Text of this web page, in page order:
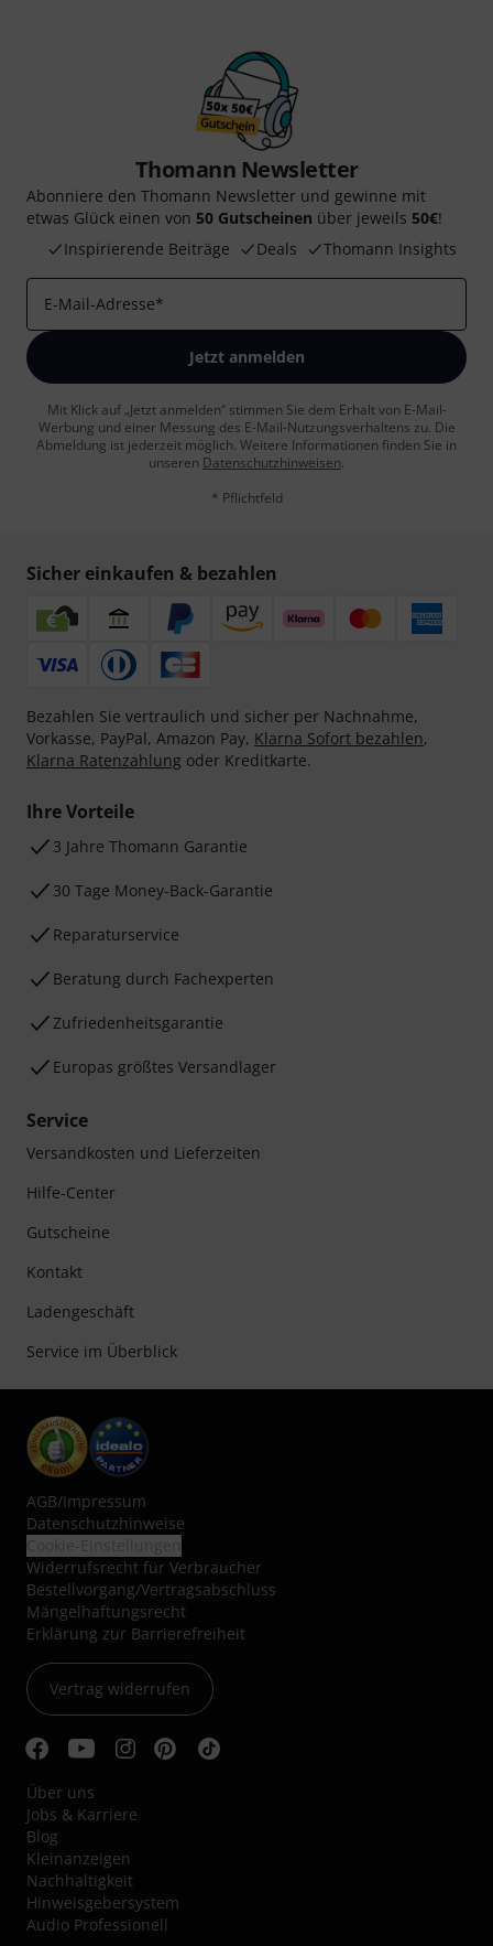
Thomann Newsletter
Abonniere den Thomann Newsletter und gewinne mit
etwas Glück einen von 50 Gutscheinen über jeweils 50€!
Inspirierende Beiträge
Deals Thomann Insights
E-Mail-Adresse*
Jetzt anmelden
Mit Klick auf „Jetzt anmelden“ stimmen Sie dem Erhalt von E-Mail-
Werbung und einer Messung des E-Mail-Nutzungsverhaltens zu. Die
Abmeldung ist jederzeit möglich. Weitere Informationen finden Sie in
unseren Datenschutzhinweisen.
* Pflichtfeld
Sicher einkaufen & bezahlen
Bezahlen Sie vertraulich und sicher per Nachnahme,
Vorkasse, PayPal, Amazon Pay, Klarna Sofort bezahlen,
Klarna Ratenzahlung oder Kreditkarte.
Ihre Vorteile
3 Jahre Thomann Garantie
30 Tage Money-Back-Garantie
Reparaturservice
Beratung durch Fachexperten
Zufriedenheitsgarantie
Europas größtes Versandlager
Service
Versandkosten und Lieferzeiten
Hilfe-Center
Gutscheine
Kontakt
Ladengeschäft
Service im Überblick
AGB/Impressum
Datenschutzhinweise
Widerrufsrecht für Verbraucher
Bestellvorgang/Vertragsabschluss
Mängelhaftungsrecht
Erklärung zur Barrierefreiheit
Vertrag widerrufen
Über uns
Jobs & Karriere
Blog
Kleinanzeigen
Nachhaltigkeit
Hinweisgebersystem
Audio Professionell